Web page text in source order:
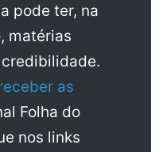
pode ter, na
matérias
as
Folha do
nos links